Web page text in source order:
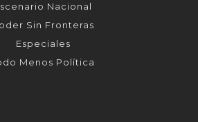
Nacional
Sin Fronteras
Especiales
Menos Política